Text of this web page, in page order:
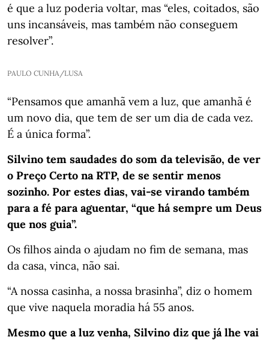
é que a luz poderia voltar, mas “eles, coitados, são
uns incansáveis, mas também não conseguem
resolver”.
PAULO CUNHA/LUSA
“Pensamos que amanhã vem a luz, que amanhã é
um novo dia, que tem de ser um dia de cada vez.
É a única forma”.
Silvino tem saudades do som da televisão, de ver
o Preço Certo na RTP, de se sentir menos
sozinho. Por estes dias, vai-se virando também
para a fé para aguentar, “que há sempre um Deus
que nos guia”.
Os filhos ainda o ajudam no fim de semana, mas
da casa, vinca, não sai.
“A nossa casinha, a nossa brasinha”, diz o homem
que vive naquela moradia há 55 anos.
Mesmo que a luz venha, Silvino diz que já lhe vai